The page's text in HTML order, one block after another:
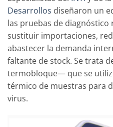
Desarrollos diseñaron un
las pruebas de
sustituir importaciones,
abastecer la demanda
faltante de stock. Se trata
termobloque— que se
térmico de muestras para
virus.